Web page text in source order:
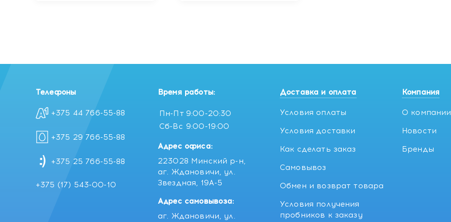
Телефоны
+375 44 766-55-88
+375 29 766-55-88
+375 25 766-55-88
+375 (17) 543-00-10
Время работы:
Пн-Пт 9:00-20:30
Сб-Вс 9:00-19:00
Адрес офиса:
223028 Минский р-н,
аг. Ждановичи, ул.
Звездная, 19А-5
Адрес самовывоза:
аг. Ждановичи, ул.
Доставка и оплата
Условия оплаты
Условия доставки
Как сделать заказ
Самовывоз
Обмен и возврат товара
Условия получения
пробников к заказу
Компания
О компании
Новости
Бренды